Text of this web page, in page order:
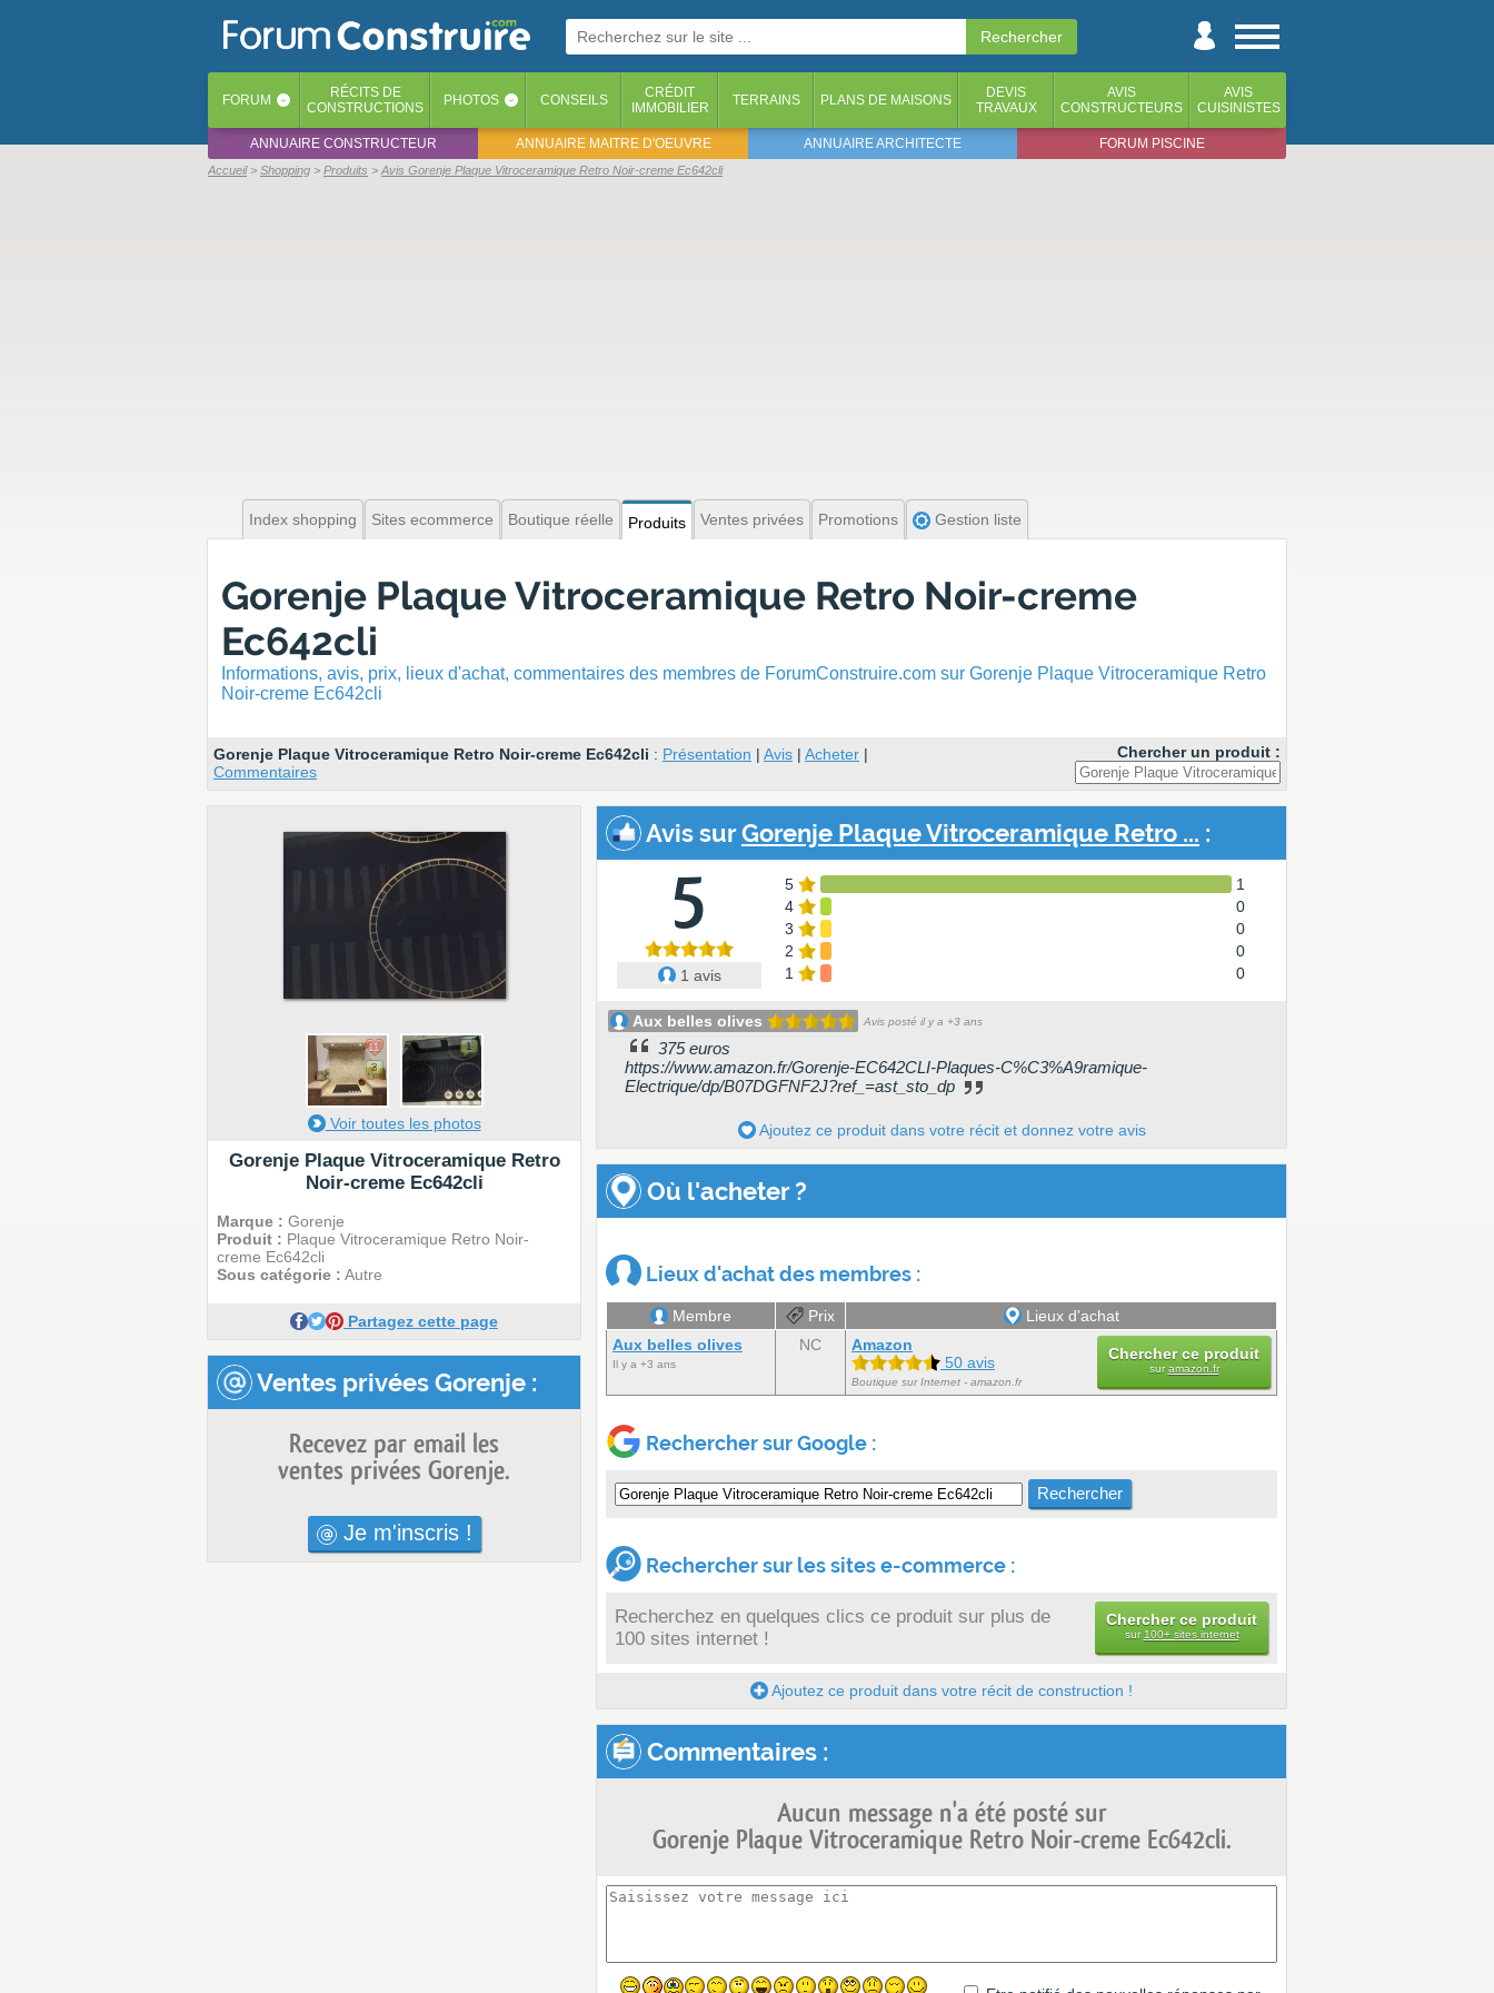
FORUM ‹ RÉCITS DE
CONSTRUCTIONS
PHOTOS ‹ CONSEILS
CRÉDIT
IMMOBILIER
TERRAINS PLANS DE MAISONS
DEVIS
TRAVAUX
AVIS
CONSTRUCTEURS
AVIS
CUISINISTES
ANNUAIRE CONSTRUCTEUR ANNUAIRE MAITRE D'OEUVRE ANNUAIRE ARCHITECTE FORUM PISCINE
Accueil Shopping Produits Avis Gorenje Plaque Vitroceramique Retro Noir-creme Ec642cli
Index shopping Sites ecommerce Boutique réelle Produits Ventes privées Promotions Gestion liste
Gorenje Plaque Vitroceramique Retro Noir-creme
Ec642cli
Informations, avis, prix, lieux d'achat, commentaires des membres de ForumConstruire.com sur Gorenje Plaque Vitroceramique Retro
Noir-creme Ec642cli
Gorenje Plaque Vitroceramique Retro Noir-creme Ec642cli : Présentation | Avis | Acheter |
Commentaires
Chercher un produit :
11
3
1
Voir toutes les photos
Gorenje Plaque Vitroceramique Retro
Noir-creme Ec642cli
Marque : Gorenje
Produit : Plaque Vitroceramique Retro Noir-
creme Ec642cli
Sous catégorie : Autre
Partagez cette page
Ventes privées Gorenje :
Recevez par email les
ventes privées Gorenje.
Je m'inscris !
AvissurGorenje Plaque Vitroceramique Retro ... :
5
1 avis
5
1
4
0
3
0
2
0
1
0
Aux belles olives Avis posté il y a +3 ans
375 euros
https://www.amazon.fr/Gorenje-EC642CLI-Plaques-C%C3%A9ramique-
Electrique/dp/B07DGFNF2J?ref_=ast_sto_dp
Ajoutez ce produit dans votre récit et donnez votre avis
Où l'acheter ?
Lieux d'achat des membres :
Membre Prix
Lieux d'achat
Aux belles olives
Il y a +3 ans
NC
Amazon
50 avis
Boutique sur Internet - amazon.fr
Chercher ce produit
suramazon.fr
Rechercher sur Google :
Rechercher sur les sites e-commerce :
Recherchez en quelques clics ce produit sur plus de
100 sites internet !
Chercher ce produit
sur 100+ sites internet
Ajoutez ce produit dans votre récit de construction !
Commentaires :
Aucun message n'a été posté sur
Gorenje Plaque Vitroceramique Retro Noir-creme Ec642cli.